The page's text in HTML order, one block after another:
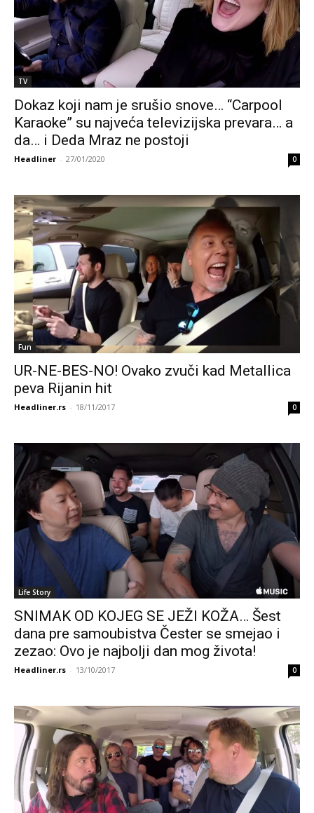
TV
Dokaz koji nam je srušio snove… “Carpool
Karaoke” su najveća televizijska prevara… a
da… i Deda Mraz ne postoji
Headliner - 27/01/2020 0
Fun
UR-NE-BES-NO! Ovako zvuči kad Metallica
peva Rijanin hit
Headliner.rs - 18/11/2017 0
Life Story
SNIMAK OD KOJEG SE JEŽI KOŽA… Šest
dana pre samoubistva Čester se smejao i
zezao: Ovo je najbolji dan mog života!
Headliner.rs - 13/10/2017 0